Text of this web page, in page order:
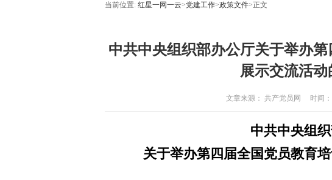
当前位置: 红星一网一云>党建工作>政策文件>正文
中共中央组织部办公厅关于举办
展示交流活动
文章来源： 共产党员网 时间：
中共中央组
关于举办第四届全国党员教育